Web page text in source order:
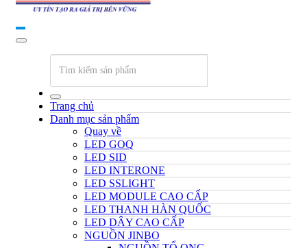
Trang chủ
Danh mục sản phẩm
Quay về
LED GOQ
LED SID
LED INTERONE
LED SSLIGHT
LED MODULE CAO CẤP
LED THANH HÀN QUỐC
LED DÂY CAO CẤP
NGUỒN JINBO